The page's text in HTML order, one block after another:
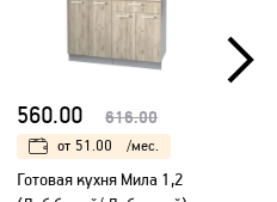
560.00 616.00
от 51.00 /мес.
Готовая кухня Мила 1,2